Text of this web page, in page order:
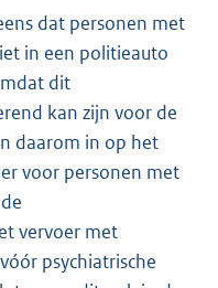
dat personen met
in een politieauto
dit
kan zijn voor de
daarom in op het
voor personen met
vervoer met
psychiatrische